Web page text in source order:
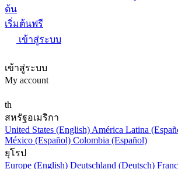
ต้น
เริ่มต้นฟรี
เข้าสู่ระบบ
เข้าสู่ระบบ
My account
th
สหรัฐอเมริกา
United States (English) América Latina
México (Español) Colombia (Español)
ยุโรป
Europe (English) Deutschland (Deutsch)